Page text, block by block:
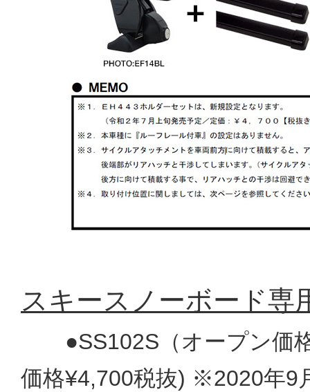
スキースノーボード専
●SS102S（オープン価格
価格¥4,700税抜) ※2020年9